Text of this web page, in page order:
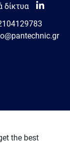
δίκτυα
the best